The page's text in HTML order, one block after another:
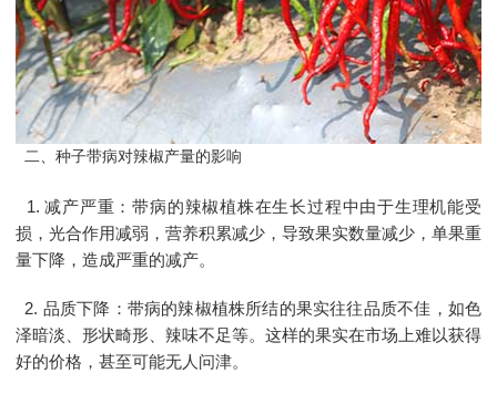
二、种子带病对辣椒产量的影响
1. 减产严重：带病的辣椒植株在生长过程中由于生理机能受
损，光合作用减弱，营养积累减少，导致果实数量减少，单果重
量下降，造成严重的减产。
2. 品质下降：带病的辣椒植株所结的果实往往品质不佳，如色
泽暗淡、形状畸形、辣味不足等。这样的果实在市场上难以获得
好的价格，甚至可能无人问津。